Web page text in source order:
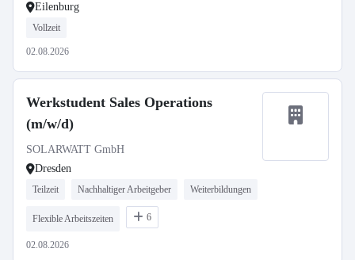
Eilenburg
Vollzeit
02.08.2026
Werkstudent Sales Operations
(m/w/d)
SOLARWATT GmbH
Dresden
Teilzeit Nachhaltiger Arbeitgeber Weiterbildungen
Flexible Arbeitszeiten 6
02.08.2026